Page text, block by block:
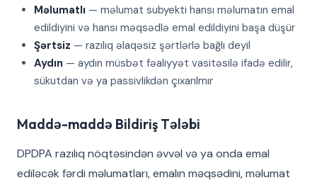
Məlumatlı — məlumat subyekti hansı məlumatın emal
edildiyini və hansı məqsədlə emal edildiyini başa düşür
Şərtsiz — razılıq əlaqəsiz şərtlərlə bağlı deyil
Aydın — aydın müsbət fəaliyyət vasitəsilə ifadə edilir,
sükutdan və ya passivlikdən çıxarılmır
Maddə-maddə Bildiriş Tələbi
DPDPA razılıq nöqtəsindən əvvəl və ya onda emal
ediləcək fərdi məlumatları, emalın məqsədini, məlumat